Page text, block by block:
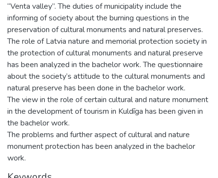
“Venta valley’’. The duties of municipality include the
informing of society about the burning questions in the
preservation of cultural monuments and natural preserves.
The role of Latvia nature and memorial protection society in
the protection of cultural monuments and natural preserve
has been analyzed in the bachelor work. The questionnaire
about the society’s attitude to the cultural monuments and
natural preserve has been done in the bachelor work.
The view in the role of certain cultural and nature monument
in the development of tourism in Kuldīga has been given in
the bachelor work.
The problems and further aspect of cultural and nature
monument protection has been analyzed in the bachelor
work.